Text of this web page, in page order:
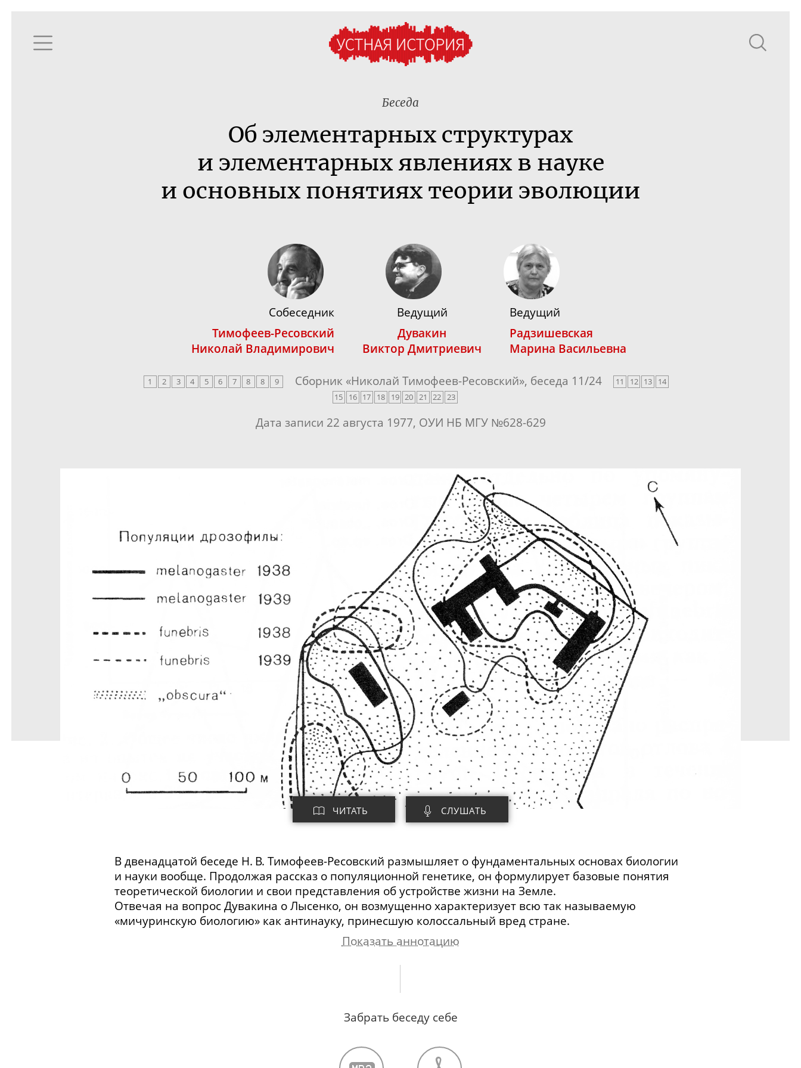
Беседа
Об элементарных структурах
и элементарных явлениях в науке
и основных понятиях теории эволюции
Собеседник
Тимофеев-Ресовский
Николай Владимирович
Ведущий
Дувакин
Виктор Дмитриевич
Ведущий
Радзишевская
Марина Васильевна
1 2 3 4 5 6 7 8 8 9 Сборник «Николай Тимофеев-Ресовский», беседа 11/24 11 12 13
14
15
16 17 18 19 20 21 22 23
Дата записи 22 августа 1977, ОУИ НБ МГУ №628-629
ЧИТАТЬ СЛУШАТЬ
В двенадцатой беседе Н. В. Тимофеев-Ресовский размышляет о фундаментальных основах биологии
и науки вообще. Продолжая рассказ о популяционной генетике, он формулирует базовые понятия
теоретической биологии и свои представления об устройстве жизни на Земле.
Отвечая на вопрос Дувакина о Лысенко, он возмущенно характеризует всю так называемую
«мичуринскую биологию» как антинауку, принесшую колоссальный вред стране.
которые стали активно заниматься исследованиями в области генетики популяций, в частности
биологии, о Лысенко и Мичурине. Буржуазная и небуржуазная наука, разгром физики.
институт. Всюдность менделизма и спонтанного мутационного процесса. Дискретность
Показать аннотацию
Забрать беседу себе